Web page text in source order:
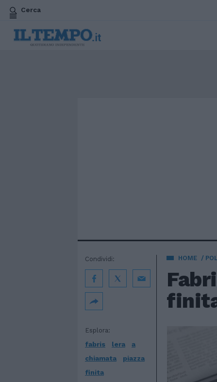
Cerca
HOME
Esplora:
fabris lera
a
chiamata
piazza
finita
Condividi: